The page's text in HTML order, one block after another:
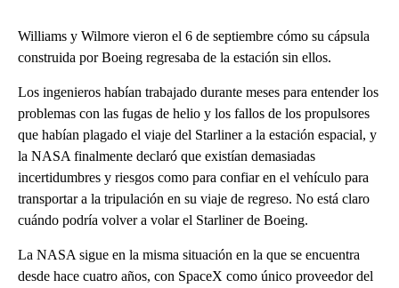
Williams y Wilmore vieron el 6 de septiembre cómo su cápsula
construida por Boeing regresaba de la estación sin ellos.
Los ingenieros habían trabajado durante meses para entender los
problemas con las fugas de helio y los fallos de los propulsores
que habían plagado el viaje del Starliner a la estación espacial, y
la NASA finalmente declaró que existían demasiadas
incertidumbres y riesgos como para confiar en el vehículo para
transportar a la tripulación en su viaje de regreso. No está claro
cuándo podría volver a volar el Starliner de Boeing.
La NASA sigue en la misma situación en la que se encuentra
desde hace cuatro años, con SpaceX como único proveedor del